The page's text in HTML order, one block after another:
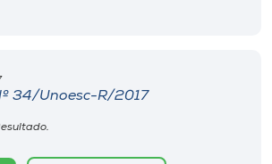
34/Unoesc-R/2017